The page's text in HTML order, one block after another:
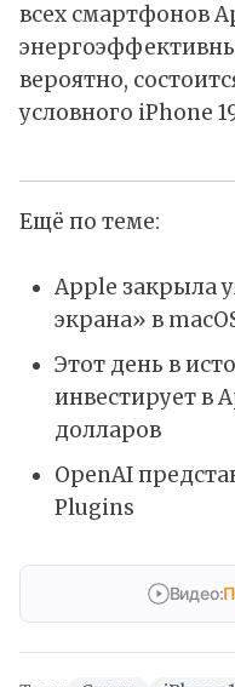
всех смартфонов
вероятно,
условного iPhone
Ещё по теме:
Apple закрыла
экрана» в
Этот день в
инвестирует в
долларов
OpenAI
Plugins
Видео: